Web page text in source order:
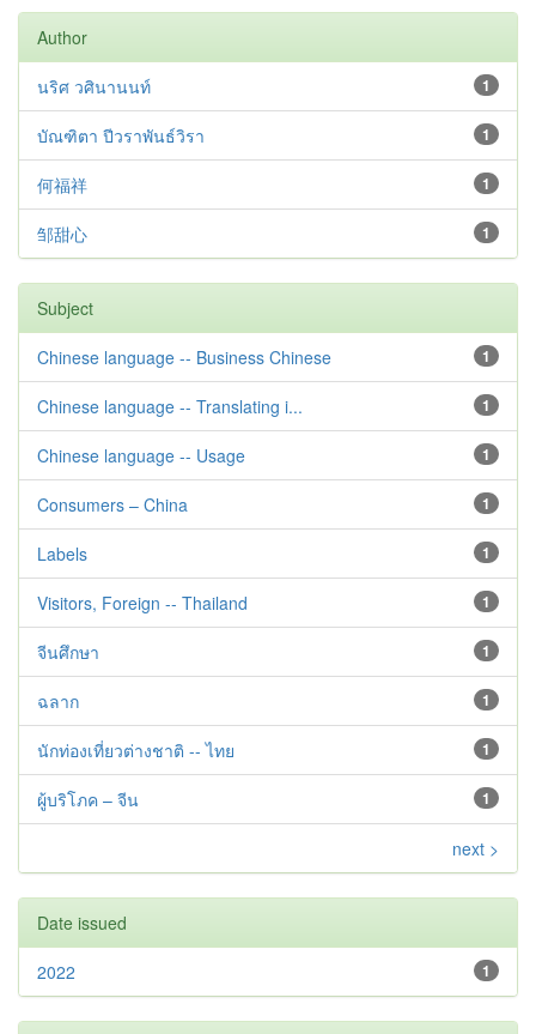
Author
1
นริศ วศินานนท์
1
บัณฑิตา ปีวราพันธ์วิรา
1
何福祥
1
邹甜心
Subject
1
Chinese language -- Business Chinese
1
Chinese language -- Translating i...
1
Chinese language -- Usage
1
Consumers – China
1
Labels
1
Visitors, Foreign -- Thailand
1
จีนศึกษา
1
ฉลาก
1
นักท่องเที่ยวต่างชาติ -- ไทย
1
ผู้บริโภค – จีน
next >
Date issued
1
2022